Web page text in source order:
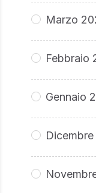
Marzo
Febbraio
Gennaio
Dicembre